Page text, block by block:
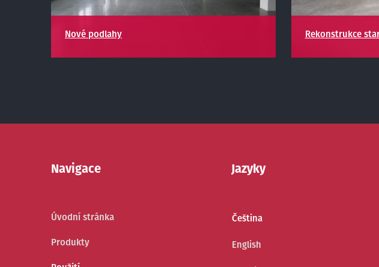
Nové podlahy Rekonstrukce
Navigace
Úvodní stránka
Produkty
Jazyky
Čeština
English